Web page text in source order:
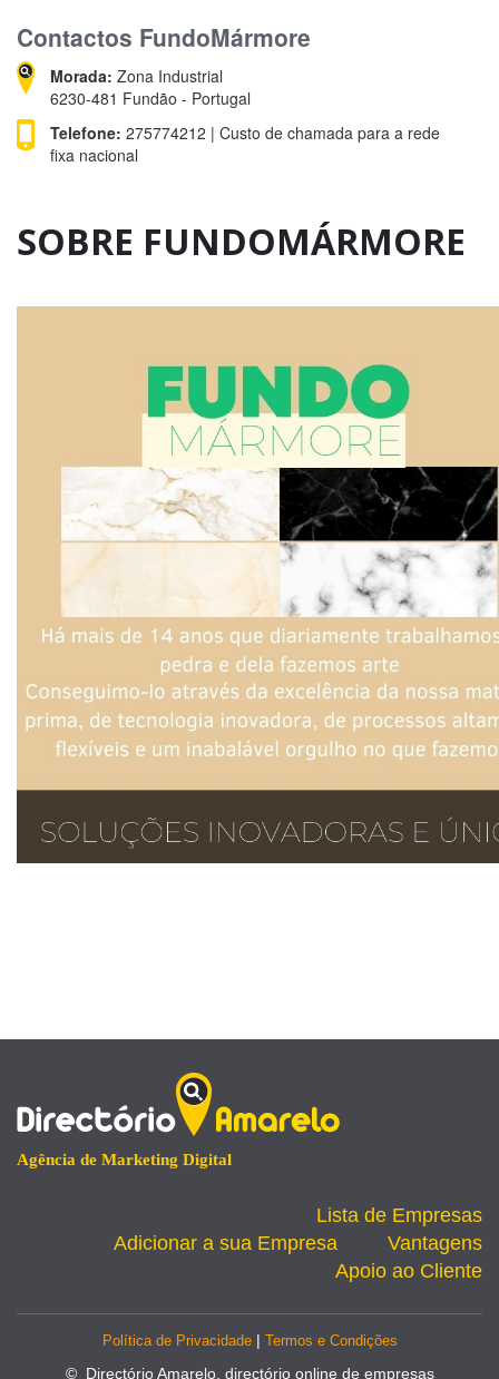
Contactos FundoMármore
Morada: Zona Industrial
6230-481 Fundão - Portugal
Telefone: 275774212 | Custo de chamada para a rede
fixa nacional
SOBRE FUNDOMÁRMORE
Agência de Marketing Digital
Lista de Empresas
Adicionar a sua Empresa
Vantagens
Apoio ao Cliente
Política de Privacidade| Termos e Condições
© Directório Amarelo, directório online de empresas